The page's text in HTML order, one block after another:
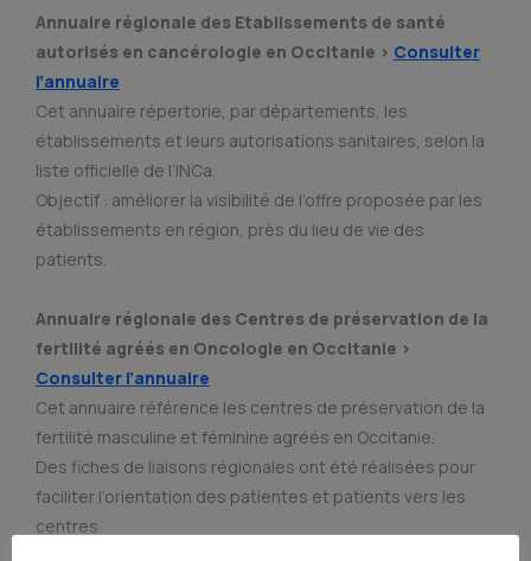
Annuaire régionale des Etablissements de santé
autorisés en cancérologie en Occitanie > Consulter
l’annuaire
Cet annuaire répertorie, par départements, les
établissements et leurs autorisations sanitaires, selon la
liste officielle de l’INCa.
Objectif : améliorer la visibilité de l’offre proposée par les
établissements en région, près du lieu de vie des
patients.
Annuaire régionale des Centres de préservation de la
fertilité agréés en Oncologie en Occitanie >
Consulter l’annuaire
Cet annuaire référence les centres de préservation de la
fertilité masculine et féminine agréés en Occitanie.
Des fiches de liaisons régionales ont été réalisées pour
faciliter l’orientation des patientes et patients vers les
centres.